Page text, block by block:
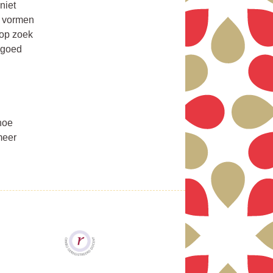
zoek